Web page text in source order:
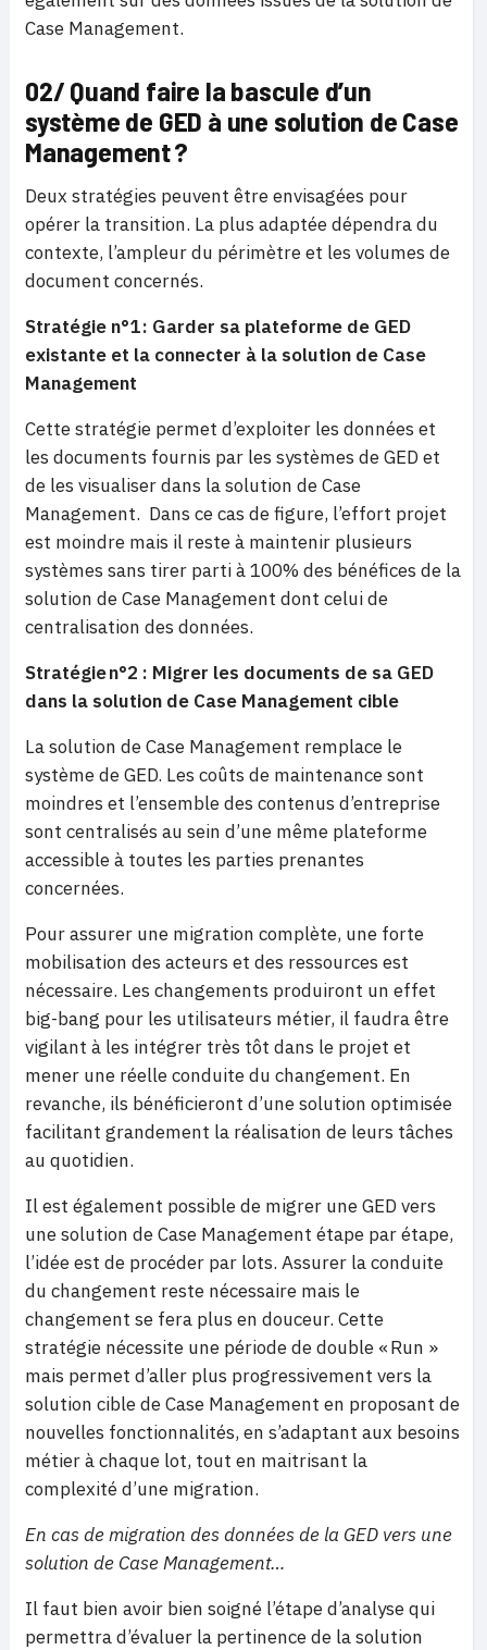
Case Management.
02/ Quand faire la bascule d’un
système de GED à une solution de Case
Management ?
Deux stratégies peuvent être envisagées pour
opérer la transition. La plus adaptée dépendra du
contexte, l’ampleur du périmètre et les volumes de
document concernés.
Stratégie n°1 : Garder sa plateforme de GED
existante et la connecter à la solution de Case
Management
Cette stratégie permet d’exploiter les données et
les documents fournis par les systèmes de GED et
de les visualiser dans la solution de Case
Management. Dans ce cas de figure, l’effort projet
est moindre mais il reste à maintenir plusieurs
systèmes sans tirer parti à 100% des bénéfices de la
solution de Case Management dont celui de
centralisation des données.
Stratégie n°2 : Migrer les documents de sa GED
dans la solution de Case Management cible
La solution de Case Management remplace le
système de GED. Les coûts de maintenance sont
moindres et l’ensemble des contenus d’entreprise
sont centralisés au sein d’une même plateforme
accessible à toutes les parties prenantes
concernées.
Pour assurer une migration complète, une forte
mobilisation des acteurs et des ressources est
nécessaire. Les changements produiront un effet
big-bang pour les utilisateurs métier, il faudra être
vigilant à les intégrer très tôt dans le projet et
mener une réelle conduite du changement. En
revanche, ils bénéficieront d’une solution optimisée
facilitant grandement la réalisation de leurs tâches
au quotidien.
Il est également possible de migrer une GED vers
une solution de Case Management étape par étape,
l’idée est de procéder par lots. Assurer la conduite
du changement reste nécessaire mais le
changement se fera plus en douceur. Cette
stratégie nécessite une période de double « Run »
mais permet d’aller plus progressivement vers la
solution cible de Case Management en proposant de
nouvelles fonctionnalités, en s’adaptant aux besoins
métier à chaque lot, tout en maitrisant la
complexité d’une migration.
En cas de migration des données de la GED vers une
solution de Case Management…
Il faut bien avoir bien soigné l’étape d’analyse qui
permettra d’évaluer la pertinence de la solution